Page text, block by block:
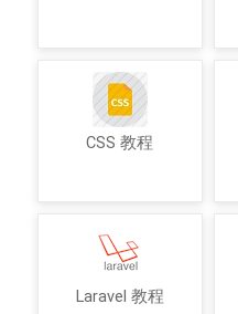
CSS 教程
Laravel 教程